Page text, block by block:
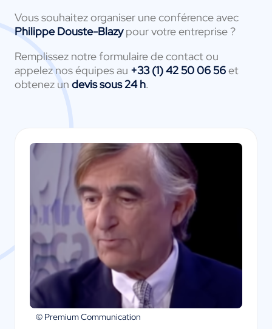
Vous souhaitez organiser une conférence avec
Philippe Douste-Blazypour votre entreprise ?
Remplissez notre formulaire de contact ou
appelez nos équipes au +33 (1) 42 50 06 56et
obtenez un devis sous 24 h.
© Premium Communication